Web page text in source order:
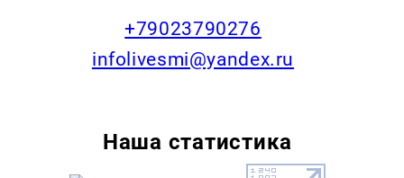
+79023790276
infolivesmi@yandex.ru
Наша статистика